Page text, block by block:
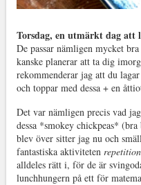
Torsdag, en utmärkt dag
De passar nämligen mycket
kanske planerar att ta dig
rekommenderar jag att du
och toppar med dessa + en
Det var nämligen precis vad
dessa *smokey chickpeas*
blev över sitter jag nu och
fantastiska aktiviteten
alldeles rätt i, för de är
lunchhungern på ett för